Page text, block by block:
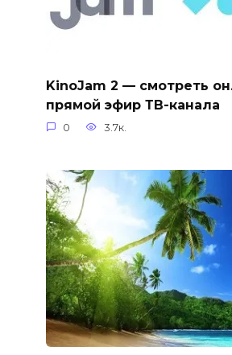
KinoJam 2 — смотреть
прямой эфир ТВ-канала
0 3.7к.